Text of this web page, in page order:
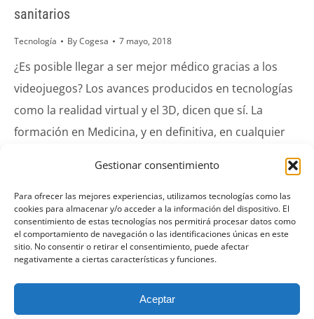
Gestionar consentimiento
Para ofrecer las mejores experiencias, utilizamos tecnologías como las
cookies para almacenar y/o acceder a la información del dispositivo. El
consentimiento de estas tecnologías nos permitirá procesar datos como
el comportamiento de navegación o las identificaciones únicas en este
sitio. No consentir o retirar el consentimiento, puede afectar
negativamente a ciertas características y funciones.
Aceptar
sanitarios
Tecnología ByCogesa 7 mayo, 2018
¿Es posible llegar a ser mejor médico gracias a los
videojuegos? Los avances producidos en tecnologías
como la realidad virtual y el 3D, dicen que sí. La
formación en Medicina, y en definitiva, en cualquier
hora de…
3